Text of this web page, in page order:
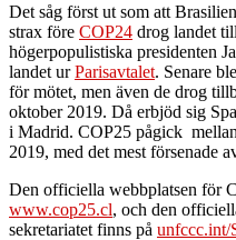
Det såg först ut som att
strax före COP24 drog landet
högerpopulistiska presidenten
landet urParisavtalet. Senare
för mötet, men även de drog
oktober 2019. Då erbjöd sig
i Madrid. COP25 pågick
2019, med det mest försenade
Den officiella webbplatsen för
www.cop25.cl, och den
sekretariatet finns på unfccc.int/